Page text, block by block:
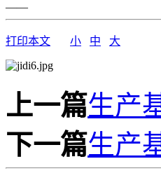
——
打印本文 小 中 大
上一篇生产
下一篇生产